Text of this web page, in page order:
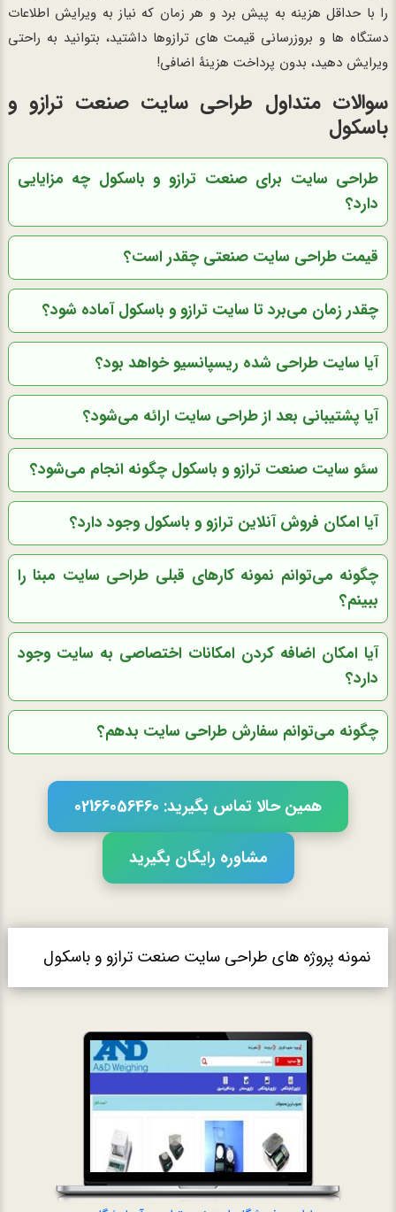
را با حداقل هزینه به پیش برد و هر زمان که نیاز به ویرایش اطلاعات
دستگاه ها و بروزرسانی قیمت های ترازوها داشتید، بتوانید به راحتی
ویرایش دهید، بدون پرداخت هزینۀ اضافی!
سوالات متداول طراحی سایت صنعت ترازو و
باسکول
طراحی سایت برای صنعت ترازو و باسکول چه مزایایی
دارد؟
قیمت طراحی سایت صنعتی چقدر است؟
چقدر زمان می‌برد تا سایت ترازو و باسکول آماده شود؟
آیا سایت طراحی شده ریسپانسیو خواهد بود؟
آیا پشتیبانی بعد از طراحی سایت ارائه می‌شود؟
سئو سایت صنعت ترازو و باسکول چگونه انجام می‌شود؟
آیا امکان فروش آنلاین ترازو و باسکول وجود دارد؟
چگونه می‌توانم نمونه کارهای قبلی طراحی سایت مبنا را
ببینم؟
آیا امکان اضافه کردن امکانات اختصاصی به سایت وجود
دارد؟
چگونه می‌توانم سفارش طراحی سایت بدهم؟
همین حالا تماس بگیرید: 02166056460
مشاوره رایگان بگیرید
نمونه پروژه های طراحی سایت صنعت ترازو و باسکول